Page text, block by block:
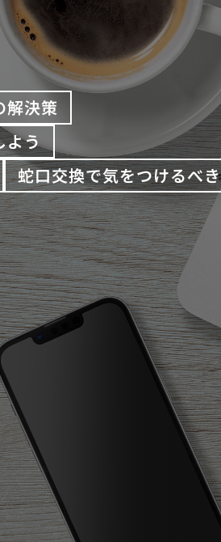
解決策
よう
蛇口交換で気をつけるべ